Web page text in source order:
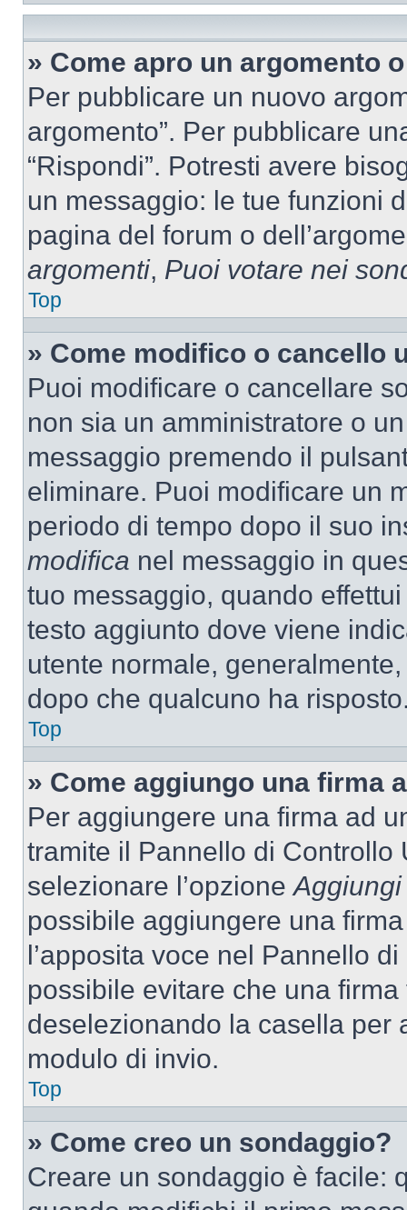
» Come apro un argomento
Per pubblicare un nuovo
argomento”. Per pubblicare
“Rispondi”. Potresti avere
un messaggio: le tue funzioni
pagina del forum o
argomenti, Puoi votare nei
Top
» Come modifico o cancello
Puoi modificare o cancellare
non sia un amministratore o
messaggio premendo il
eliminare. Puoi modificare un
periodo di tempo dopo il suo
modifica nel messaggio in
tuo messaggio, quando
testo aggiunto dove viene
utente normale,
dopo che qualcuno ha
Top
» Come aggiungo una firma
Per aggiungere una firma ad
tramite il Pannello di Controllo
selezionare l’opzione
possibile aggiungere una
l’apposita voce nel Pannello
possibile evitare che una
deselezionando la casella per
modulo di invio.
Top
» Come creo un sondaggio?
Creare un sondaggio è facile: